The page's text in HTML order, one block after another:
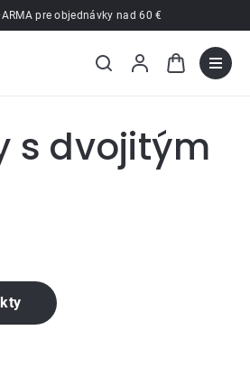
pre objednávky nad 60 €
s dvojitým